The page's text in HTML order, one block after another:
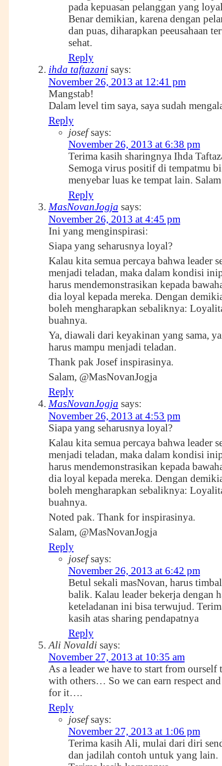
pada kepuasan pelanggan yang
Benar demikian, karena dengan
dan puas, diharapkan peeusahaan
sehat.
Reply
ihda taftazani says:
November 26, 2013 at 12:41 pm
Mangstab!
Dalam level tim saya, saya sudah
Reply
josef says:
November 26, 2013 at 6:38 pm
Terima kasih sharingnya Ihda
Semoga virus positif di tempatmu
menyebar luas ke tempat lain. Salam
Reply
MasNovanJogja says:
November 26, 2013 at 4:45 pm
Ini yang menginspirasi:
Siapa yang seharusnya loyal?
Kalau kita semua percaya bahwa leader
menjadi teladan, maka dalam kondisi
harus mendemonstrasikan kepada
dia loyal kepada mereka. Dengan
boleh mengharapkan sebaliknya:
buahnya.
Ya, diawali dari keyakinan yang sama,
harus mampu menjadi teladan.
Thank pak Josef inspirasinya.
Salam, @MasNovanJogja
Reply
MasNovanJogja says:
November 26, 2013 at 4:53 pm
Siapa yang seharusnya loyal?
Kalau kita semua percaya bahwa leader
menjadi teladan, maka dalam kondisi
harus mendemonstrasikan kepada
dia loyal kepada mereka. Dengan
boleh mengharapkan sebaliknya:
buahnya.
Noted pak. Thank for inspirasinya.
Salam, @MasNovanJogja
Reply
josef says:
November 26, 2013 at 6:42 pm
Betul sekali masNovan, harus timbal
balik. Kalau leader bekerja dengan
keteladanan ini bisa terwujud.
kasih atas sharing pendapatnya
Reply
Ali Novaldi says:
November 27, 2013 at 10:35 am
As a leader we have to start from ourself
with others… So we can earn respect
for it….
Reply
josef says:
November 27, 2013 at 1:06 pm
Terima kasih Ali, mulai dari diri
dan jadilah contoh untuk yang lain.